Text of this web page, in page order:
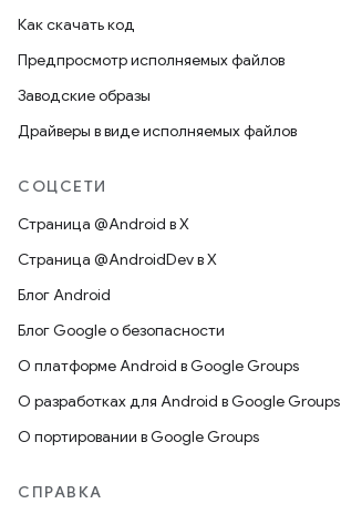
Как скачать код
Предпросмотр исполняемых файлов
Заводские образы
Драйверы в виде исполняемых файлов
СОЦСЕТИ
Страница @Android в X
Страница @AndroidDev в X
Блог Android
Блог Google о безопасности
О платформе Android в Google Groups
О разработках для Android в Google Groups
О портировании в Google Groups
СПРАВКА